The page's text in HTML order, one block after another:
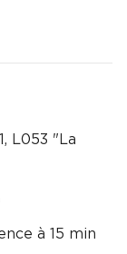
L053 "La
à 15 min